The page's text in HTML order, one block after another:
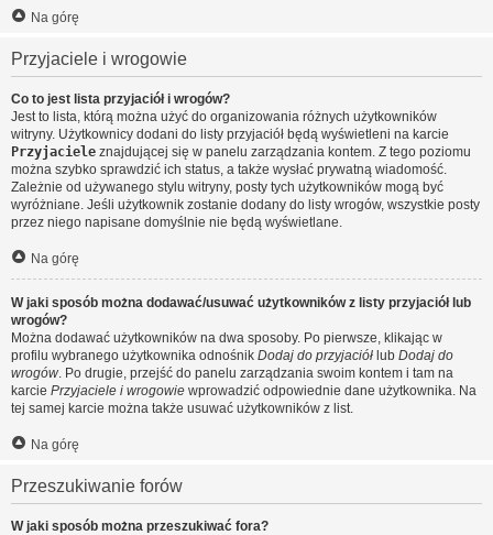
Na górę
Przyjaciele i wrogowie
Co to jest lista przyjaciół i wrogów?
Jest to lista, którą można użyć do organizowania różnych użytkowników
witryny. Użytkownicy dodani do listy przyjaciół będą wyświetleni na karcie
Przyjaciele znajdującej się w panelu zarządzania kontem. Z tego poziomu
można szybko sprawdzić ich status, a także wysłać prywatną wiadomość.
Zależnie od używanego stylu witryny, posty tych użytkowników mogą być
wyróżniane. Jeśli użytkownik zostanie dodany do listy wrogów, wszystkie posty
przez niego napisane domyślnie nie będą wyświetlane.
Na górę
W jaki sposób można dodawać/usuwać użytkowników z listy przyjaciół lub
wrogów?
Można dodawać użytkowników na dwa sposoby. Po pierwsze, klikając w
profilu wybranego użytkownika odnośnik Dodaj do przyjaciół lub Dodaj do
wrogów. Po drugie, przejść do panelu zarządzania swoim kontem i tam na
karcie Przyjaciele i wrogowie wprowadzić odpowiednie dane użytkownika. Na
tej samej karcie można także usuwać użytkowników z list.
Na górę
Przeszukiwanie forów
W jaki sposób można przeszukiwać fora?